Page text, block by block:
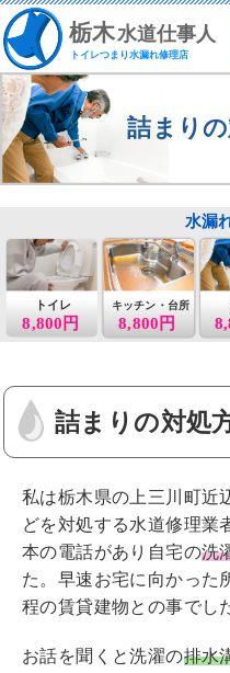
栃木水道仕事人
トイレつまり水漏れ修理店
詰まり
8,800円
トイレ
8,800円
キッチン・台所
水漏
詰まりの対処
私は栃木県の上三川町近
どを対処する水道修理業
本の電話があり自宅の洗
た。早速お宅に向かった
程の賃貸建物との事でし
お話を聞くと洗濯の排水